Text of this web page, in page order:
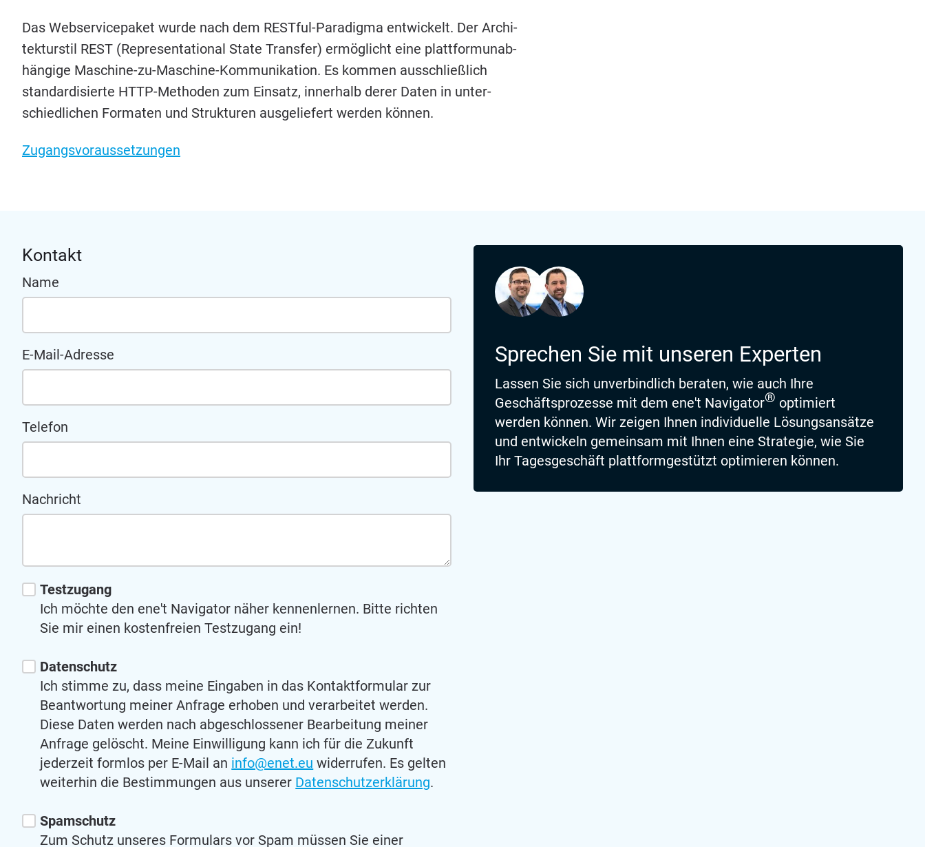
Das Web­ser­vice­pa­ket wur­de nach dem RESTful-Para­dig­ma ent­wi­ckelt. Der Archi­
tek­tur­stil REST (Repre­sen­ta­tio­nal Sta­te Trans­fer) ermög­licht eine platt­form­un­ab­
hän­gi­ge Maschi­ne-zu-Maschi­ne-Kom­mu­ni­ka­ti­on. Es kom­men aus­schließ­lich
stan­dar­di­sier­te HTTP-Metho­den zum Ein­satz, inner­halb derer Daten in unter­
schied­li­chen For­ma­ten und Struk­tu­ren aus­ge­lie­fert wer­den können.
Zugangs­vor­aus­set­zun­gen
Kontakt
Name
E-Mail-Adresse
Telefon
Nachricht
Testzugang
Ich möchte den ene't Navigator näher kennenlernen. Bitte richten
Sie mir einen kostenfreien Testzugang ein!
Datenschutz
Ich stimme zu, dass meine Eingaben in das Kontaktformular zur
Beantwortung meiner Anfrage erhoben und verarbeitet werden.
Diese Daten werden nach abgeschlossener Bearbeitung meiner
Anfrage gelöscht. Meine Einwilligung kann ich für die Zukunft
jederzeit formlos per E-Mail an info@enet.eu widerrufen. Es gelten
weiterhin die Bestimmungen aus unserer Datenschutzerklärung.
Spamschutz
Zum Schutz unseres Formulars vor Spam müssen Sie einer
Sprechen Sie mit unseren Experten
Lassen Sie sich unverbindlich beraten, wie auch Ihre
Geschäftsprozesse mit dem ene't Navigator® optimiert
werden können. Wir zeigen Ihnen individuelle Lösungsansätze
und entwickeln gemeinsam mit Ihnen eine Strategie, wie Sie
Ihr Tagesgeschäft plattformgestützt optimieren können.